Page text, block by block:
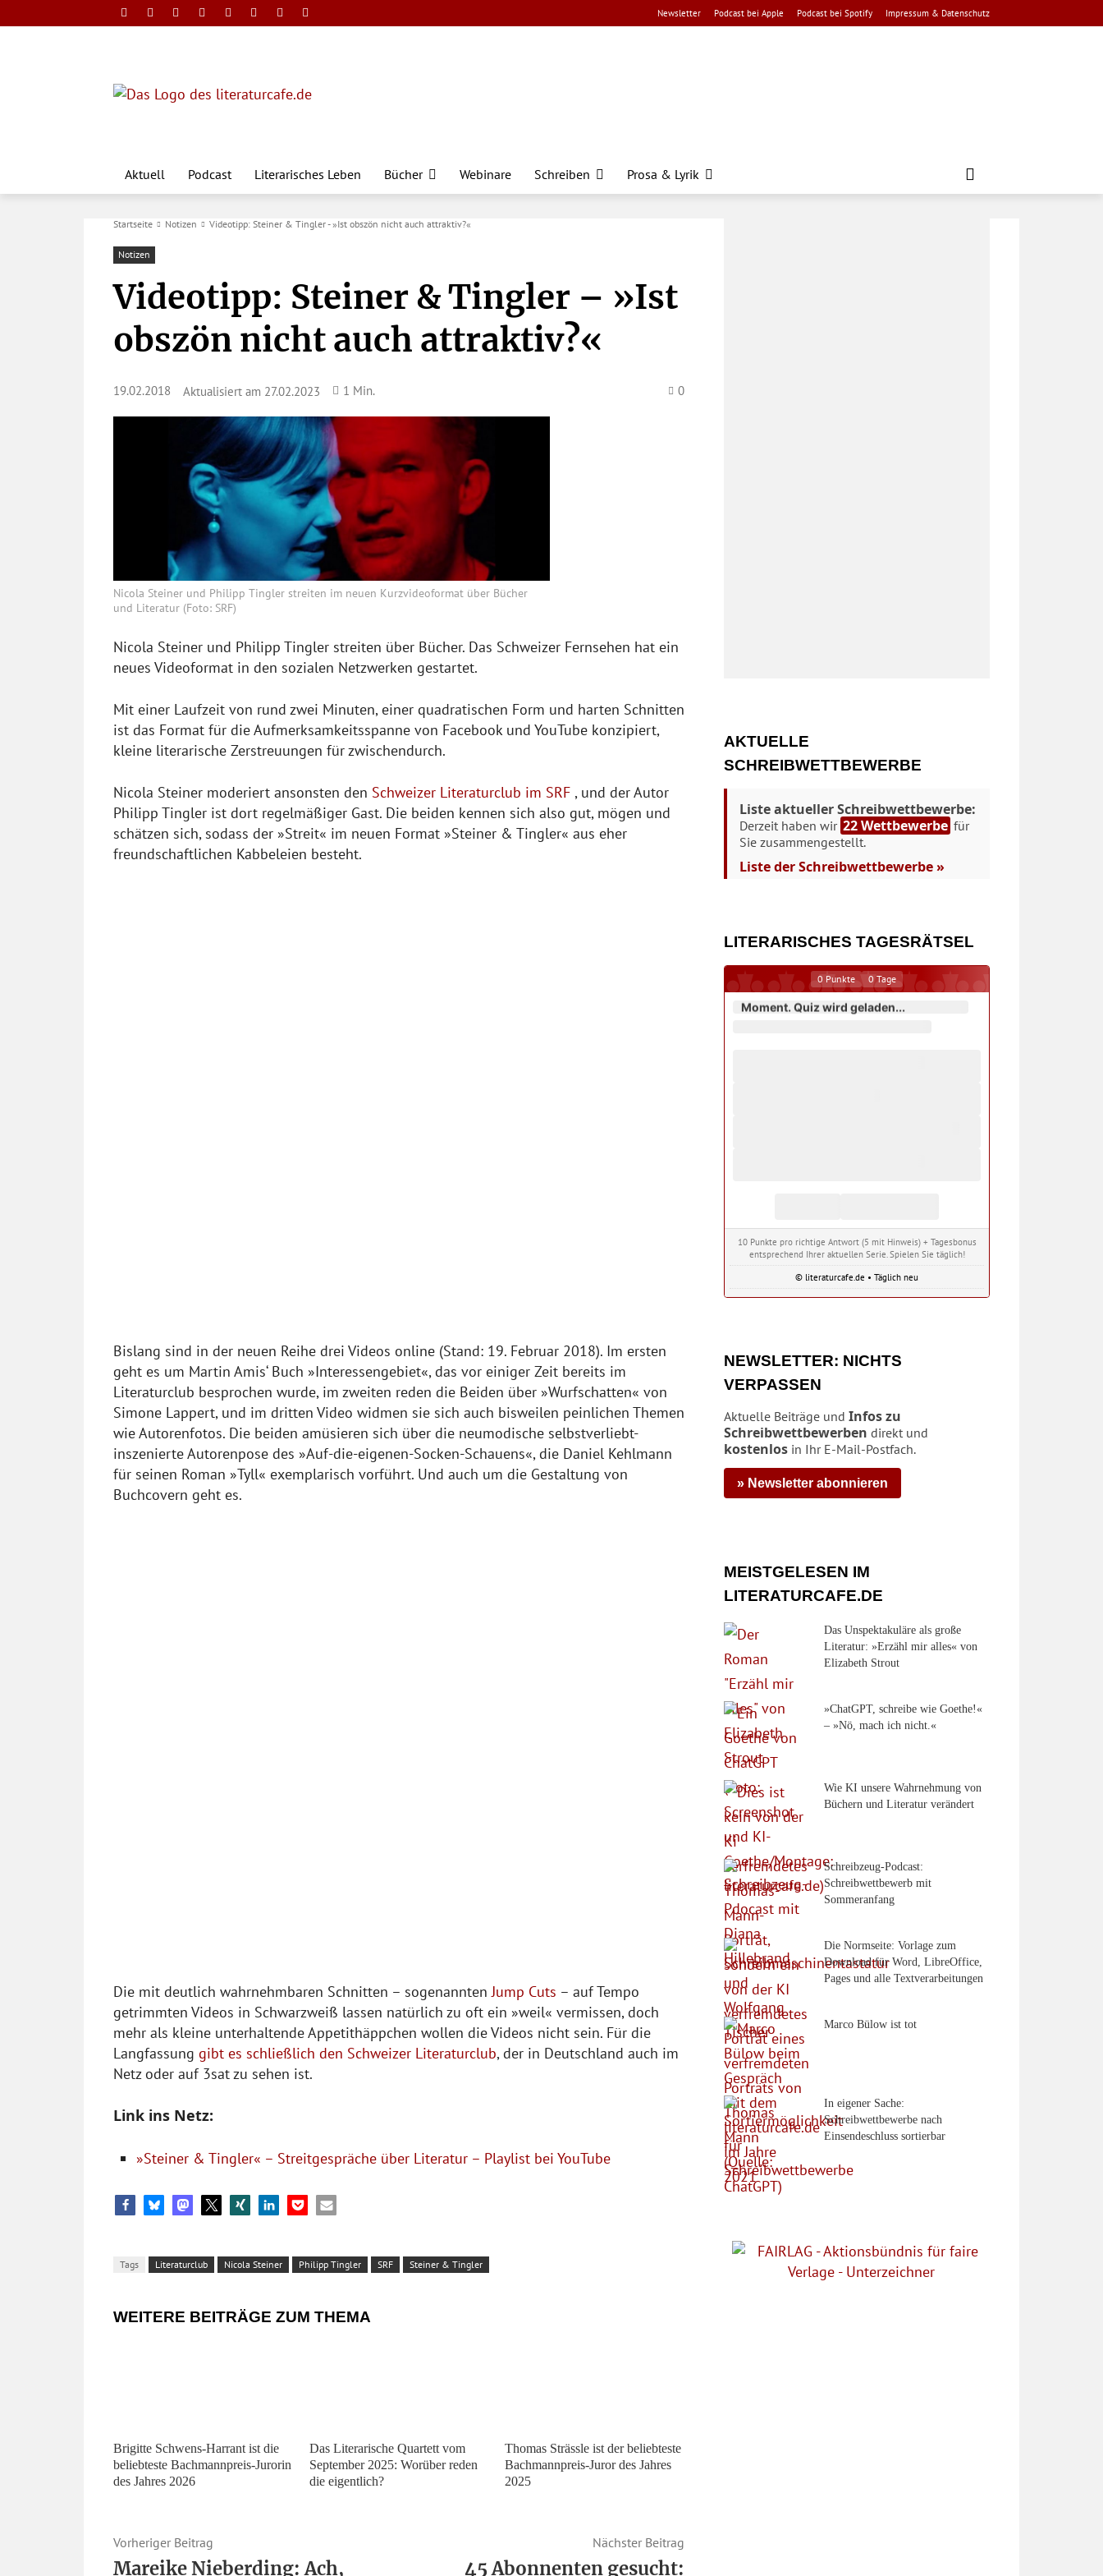
Newsletter Podcast bei Apple Podcast bei Spotify Impressum & Datenschutz
Aktuell Podcast Literarisches Leben Bücher Webinare Schreiben Prosa & Lyrik
Startseite Notizen Videotipp: Steiner & Tingler - »Ist obszön nicht auch attraktiv?«
Notizen
Videotipp: Steiner & Tingler – »Ist
obszön nicht auch attraktiv?«
19.02.2018 Aktualisiert am 27.02.2023 1 Min. 0
Nicola Steiner und Philipp Tingler streiten im neuen Kurzvideoformat über Bücher
und Literatur (Foto: SRF)
Nicola Steiner und Philipp Tingler streiten über Bücher. Das Schweizer Fernsehen hat ein
neues Videoformat in den sozialen Netzwerken gestartet.
Mit einer Laufzeit von rund zwei Minuten, einer quadratischen Form und harten Schnitten
ist das Format für die Aufmerksamkeitsspanne von Facebook und YouTube konzipiert,
kleine literarische Zerstreuungen für zwischendurch.
Nicola Steiner moderiert ansonsten den Schweizer Literaturclub im SRF , und der Autor
Philipp Tingler ist dort regelmäßiger Gast. Die beiden kennen sich also gut, mögen und
schätzen sich, sodass der »Streit« im neuen Format »Steiner & Tingler« aus eher
freundschaftlichen Kabbeleien besteht.
Bislang sind in der neuen Reihe drei Videos online (Stand: 19. Februar 2018). Im ersten
geht es um Martin Amis‘ Buch »Interessengebiet«, das vor einiger Zeit bereits im
Literaturclub besprochen wurde, im zweiten reden die Beiden über »Wurfschatten« von
Simone Lappert, und im dritten Video widmen sie sich auch bisweilen peinlichen Themen
wie Autorenfotos. Die beiden amüsieren sich über die neumodische selbstverliebt-
inszenierte Autorenpose des »Auf-die-eigenen-Socken-Schauens«, die Daniel Kehlmann
für seinen Roman »Tyll« exemplarisch vorführt. Und auch um die Gestaltung von
Buchcovern geht es.
Die mit deutlich wahrnehmbaren Schnitten – sogenanntenJump Cuts – auf Tempo
getrimmten Videos in Schwarzweiß lassen natürlich zu oft ein »weil« vermissen, doch
mehr als kleine unterhaltende Appetithäppchen wollen die Videos nicht sein. Für die
Langfassung gibt es schließlich den Schweizer Literaturclub, der in Deutschland auch im
Netz oder auf 3sat zu sehen ist.
Link ins Netz:
»Steiner & Tingler« – Streitgespräche über Literatur – Playlist bei YouTube
Tags Literaturclub Nicola Steiner Philipp Tingler SRF Steiner & Tingler
WEITERE BEITRÄGE ZUM THEMA
Brigitte Schwens-Harrant ist die
beliebteste Bachmannpreis-Jurorin
des Jahres 2026
Das Literarische Quartett vom
September 2025: Worüber reden
die eigentlich?
Thomas Strässle ist der beliebteste
Bachmannpreis-Juror des Jahres
2025
Vorheriger Beitrag
Mareike Nieberding: Ach,
Nächster Beitrag
45 Abonnenten gesucht:
AKTUELLE
SCHREIBWETTBEWERBE
Liste aktueller Schreibwettbewerbe:
Derzeit haben wir 22 Wettbewerbe für
Sie zusammengestellt.
Liste der Schreibwettbewerbe »
LITERARISCHES TAGESRÄTSEL
0 Punkte 0 Tage
Moment. Quiz wird geladen...
10 Punkte pro richtige Antwort (5 mit Hinweis) + Tagesbonus
entsprechend Ihrer aktuellen Serie. Spielen Sie täglich!
© literaturcafe.de • Täglich neu
NEWSLETTER: NICHTS
VERPASSEN
Aktuelle Beiträge und Infos zu
Schreibwettbewerben direkt und
kostenlos in Ihr E-Mail-Postfach.
» Newsletter abonnieren
MEISTGELESEN IM
LITERATURCAFE.DE
Das Unspektakuläre als große
Literatur: »Erzähl mir alles« von
Elizabeth Strout
»ChatGPT, schreibe wie Goethe!«
– »Nö, mach ich nicht.«
Wie KI unsere Wahrnehmung von
Büchern und Literatur verändert
Schreibzeug-Podcast:
Schreibwettbewerb mit
Sommeranfang
Die Normseite: Vorlage zum
Download für Word, LibreOffice,
Pages und alle Textverarbeitungen
Marco Bülow ist tot
In eigener Sache:
Schreibwettbewerbe nach
Einsendeschluss sortierbar